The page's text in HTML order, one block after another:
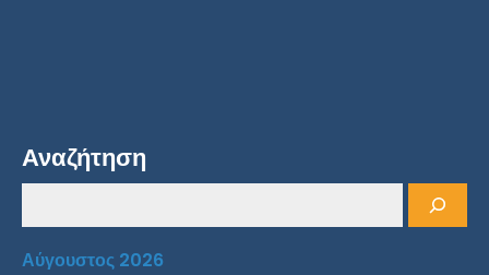
Αναζήτηση
Αύγουστος 2026